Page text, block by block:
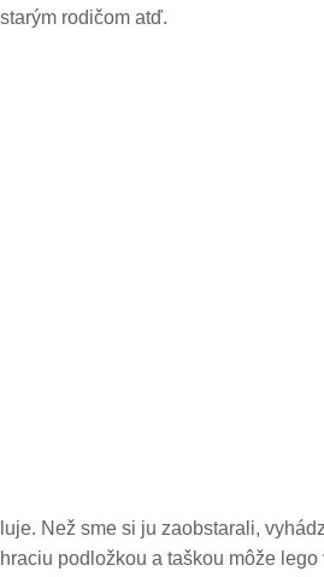
rodičom atď.
Než sme si ju zaobstarali,
podložkou a taškou môže